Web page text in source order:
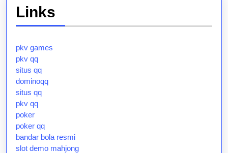
Links
pkv games
pkv qq
situs qq
dominoqq
situs qq
pkv qq
poker
poker qq
bandar bola resmi
slot demo mahjong